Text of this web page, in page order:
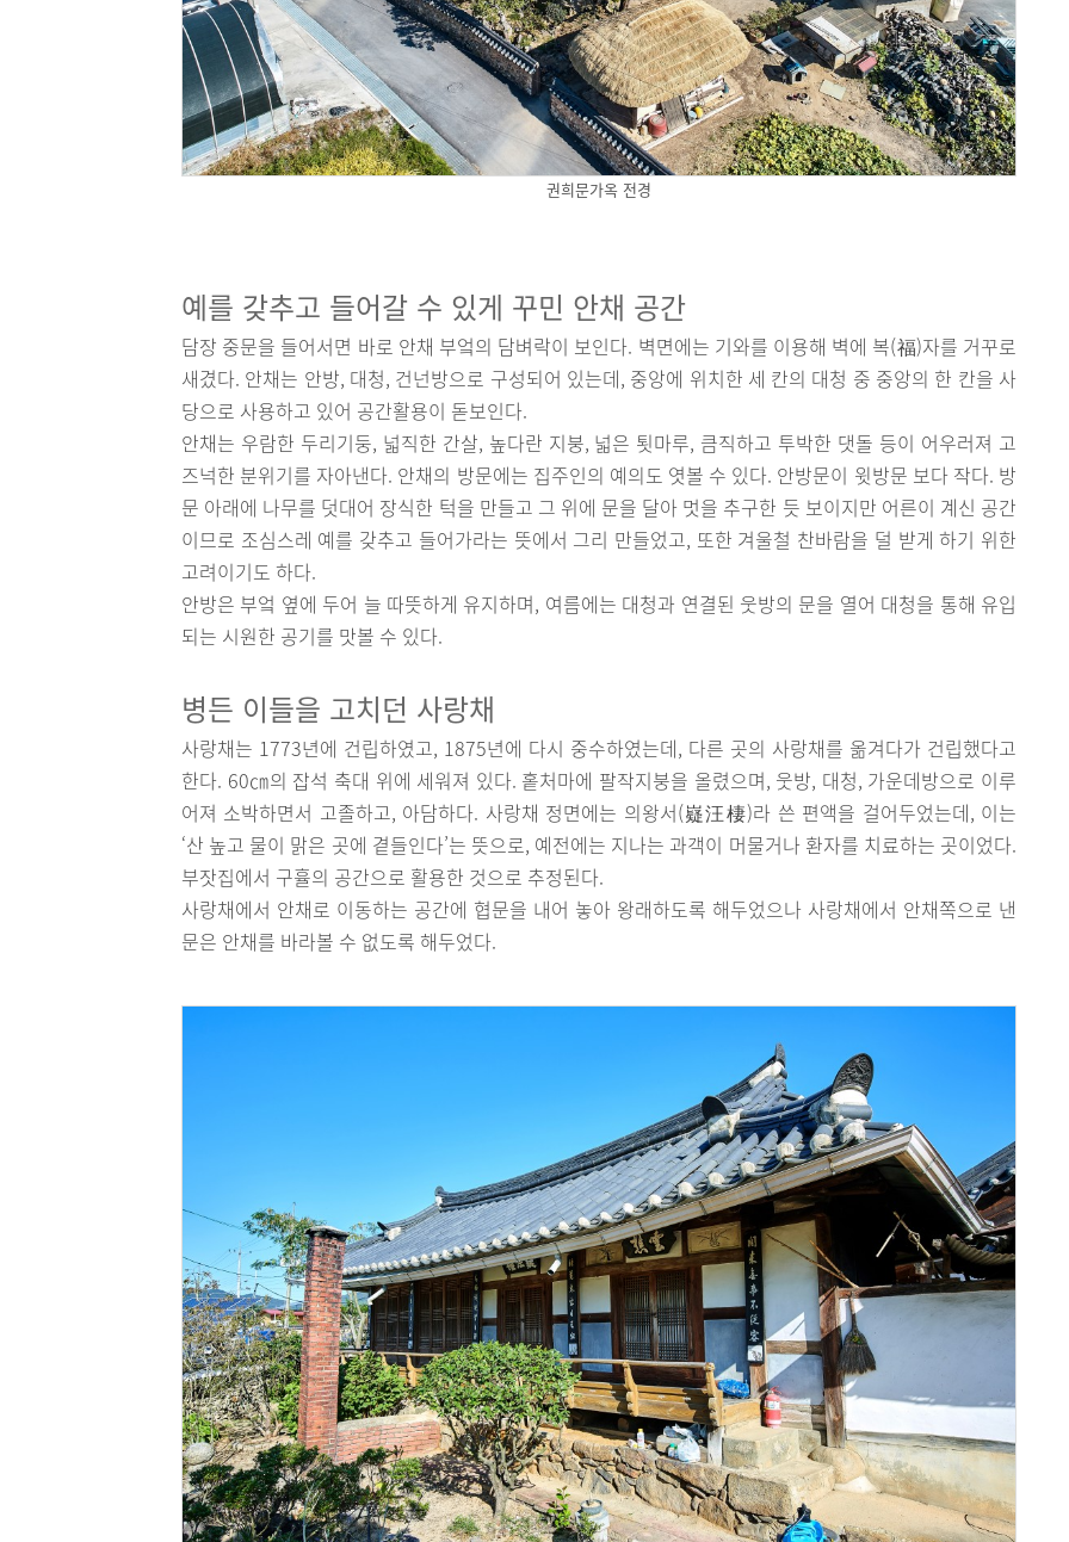
권희문가옥 전경
예를 갖추고 들어갈 수 있게 꾸민 안채 공간
담장 중문을 들어서면 바로 안채 부엌의 담벼락이 보인다. 벽면에는 기와를 이용해 벽에 복(福)자를 거꾸로
새겼다. 안채는 안방, 대청, 건넌방으로 구성되어 있는데, 중앙에 위치한 세 칸의 대청 중 중앙의 한 칸을 사
당으로 사용하고 있어 공간활용이 돋보인다.
안채는 우람한 두리기둥, 넓직한 간살, 높다란 지붕, 넓은 툇마루, 큼직하고 투박한 댓돌 등이 어우러져 고
즈넉한 분위기를 자아낸다. 안채의 방문에는 집주인의 예의도 엿볼 수 있다. 안방문이 윗방문 보다 작다. 방
문 아래에 나무를 덧대어 장식한 턱을 만들고 그 위에 문을 달아 멋을 추구한 듯 보이지만 어른이 계신 공간
이므로 조심스레 예를 갖추고 들어가라는 뜻에서 그리 만들었고, 또한 겨울철 찬바람을 덜 받게 하기 위한
고려이기도 하다.
안방은 부엌 옆에 두어 늘 따뜻하게 유지하며, 여름에는 대청과 연결된 웃방의 문을 열어 대청을 통해 유입
되는 시원한 공기를 맛볼 수 있다.
병든 이들을 고치던 사랑채
사랑채는 1773년에 건립하였고, 1875년에 다시 중수하였는데, 다른 곳의 사랑채를 옮겨다가 건립했다고
한다. 60㎝의 잡석 축대 위에 세워져 있다. 홑처마에 팔작지붕을 올렸으며, 웃방, 대청, 가운데방으로 이루
어져 소박하면서 고졸하고, 아담하다. 사랑채 정면에는 의왕서(嶷汪棲)라 쓴 편액을 걸어두었는데, 이는
‘산 높고 물이 맑은 곳에 곁들인다’는 뜻으로, 예전에는 지나는 과객이 머물거나 환자를 치료하는 곳이었다.
부잣집에서 구휼의 공간으로 활용한 것으로 추정된다.
사랑채에서 안채로 이동하는 공간에 협문을 내어 놓아 왕래하도록 해두었으나 사랑채에서 안채쪽으로 낸
문은 안채를 바라볼 수 없도록 해두었다.